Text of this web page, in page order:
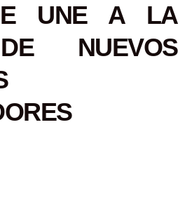
UNE A LA
NUEVOS